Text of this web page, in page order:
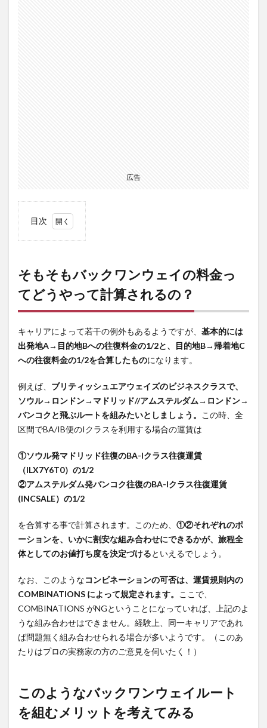
広告
目次
バッ
クワ
ンウ
ェイ
金っ
てど
うや
計算
され
る
の？
この
よう
なバ
ック
ウェ
イル
ート
リッ
トを
考え
てみ
る
3
どん
な料
金が
そもそもバックワンウェイの料金っ
てどうやって計算されるの？
キャリアによって若干の例外もあるようですが、 基本的には
出発地A→目的地Bへの往復料金の1/2と、目的地B→帰着地C
への往復料金の1/2を合算したものになります。
例えば、 ブリティッシュエアウェイズのビジネスクラスで、
ソウル→ロンドン→マドリッド//アムステルダム→ロンドン→
バンコクと飛ぶルートを組みたいとしましょう。
この時、全
区間でBA/IB便のIクラスを利用する場合の運賃は
①ソウル発マドリッド往復のBA-Iクラス往復運賃
（ILX7Y6T0）の1/2
②アムステルダム発バンコク往復のBA-Iクラス往復運賃
(INCSALE）の1/2
を合算する事で計算されます。このため、 ①②それぞれのポ
ーションを、いかに割安な組み合わせにできるかが、旅程全
体としてのお値打ち度を決定づけるといえるでしょう。
なお、このようなコンビネーションの可否は、運賃規則内の
COMBINATIONS によって規定されます。
ここで、
COMBINATIONS がNGということになっていれば、上記のよ
うな組み合わせはできません。経験上、同一キャリアであれ
ば問題無く組み合わせられる場合が多いようです。（このあ
たりはプロの実務家の方のご意見を伺いたく！）
このようなバックワンウェイルート
を組むメリットを考えてみる